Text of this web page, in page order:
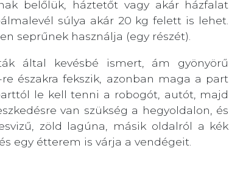
belőlük, háztetőt vagy akár házfalat
súlya akár 20 kg felett is lehet.
seprűnek használja (egy részét).
által kevésbé ismert, ám gyönyörű
északra fekszik, azonban maga a part
le kell tenni a robogót, autót, majd
van szükség a hegyoldalon, és
zöld lagúna, másik oldalról a kék
egy étterem is várja a vendégeit.